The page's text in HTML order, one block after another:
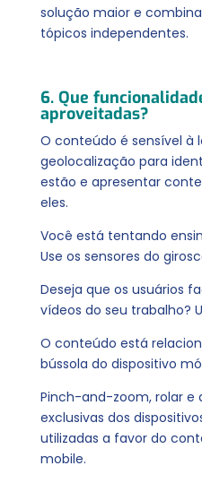
solução maior e
tópicos independentes.
6. Que
aproveitadas?
O conteúdo é sensível à
geolocalização para
estão e apresentar
eles.
Você está tentando
Use os sensores do
Deseja que os usuários
vídeos do seu trabalho?
O conteúdo está
bússola do dispositivo
Pinch-and-zoom, rolar e
exclusivas dos
utilizadas a favor do
mobile.